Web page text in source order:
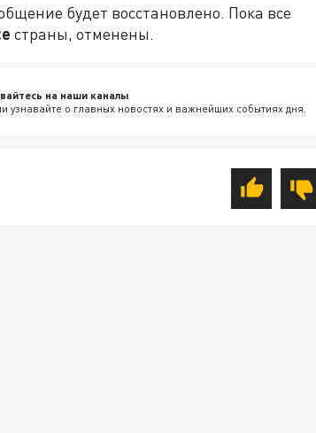
будет восстановлено. Пока все
страны, отменены.
на наши каналы
узнавайте о главных новостях и важнейших событиях дня.